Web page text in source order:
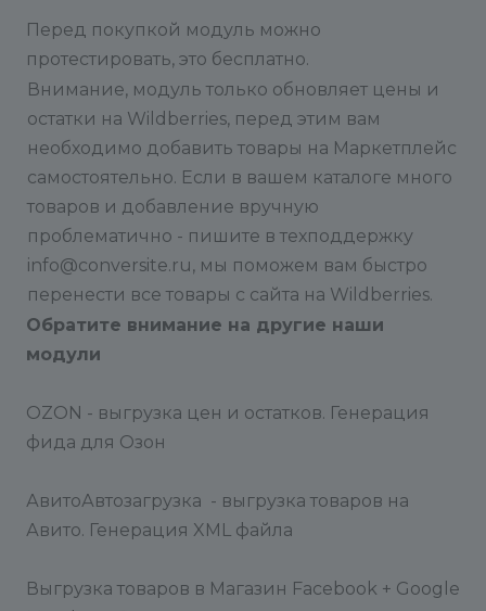
бесплатно.
Перед покупкой модуль можно
протестировать, это бесплатно.
Внимание, модуль только обновляет цены и
остатки на Wildberries, перед этим вам
необходимо добавить товары на Маркетплейс
самостоятельно. Если в вашем каталоге много
товаров и добавление вручную
проблематично - пишите в техподдержку
info@conversite.ru, мы поможем вам быстро
перенести все товары с сайта на Wildberries.
Обратите внимание на другие наши
модули
OZON - выгрузка цен и остатков. Генерация
фида для Озон
АвитоАвтозагрузка - выгрузка товаров на
Авито. Генерация XML файла
Выгрузка товаров в Магазин Facebook + Google